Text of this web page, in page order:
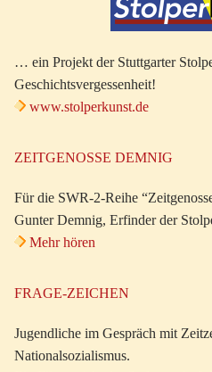
… ein Projekt der Stuttgarter
Geschichtsvergessenheit!
www.stolperkunst.de
ZEITGENOSSE DEMNIG
Für die SWR-2-Reihe
Gunter Demnig, Erfinder der
Mehr hören
FRAGE-ZEICHEN
Jugendliche im Gespräch mit
Nationalsozialismus.